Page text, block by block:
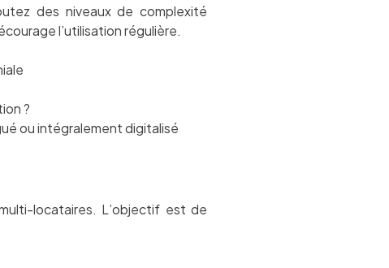
des niveaux de complexité
l’utilisation régulière.
?
ou intégralement digitalisé
locataires. L’objectif est de